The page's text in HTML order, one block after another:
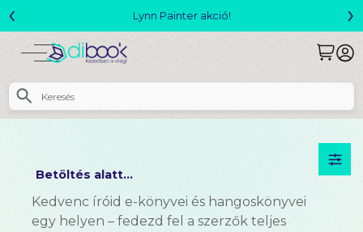
Lynn Painter akció!
‹ ›
Betöltés alatt...
Kedvenc íróid e-könyvei és hangoskönyvei
egy helyen – fedezd fel a szerzők teljes